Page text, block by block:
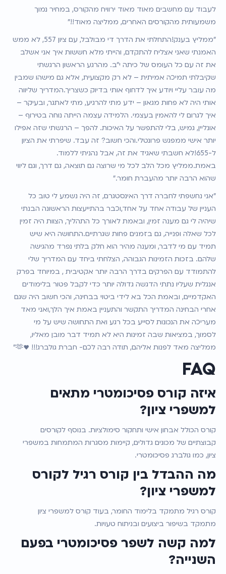
לעבוד עם מחשבים מאוד מאוד ירוויח מהקורס, במחיר נמוך
משמעותית מהקורסים האחרים, ממליצה מאוד!!"
"ממליץ בענק!התחלתי את הדרך די מבולבל, עם ציון 557, לא ממש
האמנתי שאני אצליח להתקדם, והייתי מלא חששות איך אני אשלב
את זה עם כל העומס של כיתה י"ב. מהרגע הראשון הרגשתי
שקיבלתי תמיכה אמיתית – לא רק מקצועית, אלא גם מישהו שמבין
מה עובר עליי ויודע איך לדחוף אותי בדיוק כשצריך.המדריך שליווה
אותי היה לא פחות מגאון – ידע מתי להרגיע, מתי לאתגר, ובעיקר –
איך לגרום לי להאמין בעצמי. הלמידה עצמה הייתה נוחה בטירוף –
אונליין, גמיש, בלי להתפשר על האיכות. להפך – הרגשתי שזה אפילו
יותר אישי ממפגש פרונטלי.והכי חשוב? זה עבד. שיפרתי את הציון
ל-655!לא חשבתי שאגיד את זה, אבל נהניתי ללמוד.
באמת.ממליץ מכל הלב לכל מי שרוצה גם תוצאה, גם דרך, וגם ליווי
שהוא הרבה יותר מהעברת חומר."
"אני נחשפתי לחברה דרך האינסטגרם, זה היה נשמע לי טוב כל
העניין של עבודה אחד על אחד,וכבר בהתייעצות הראשונה הבנתי
שיהיה לי גם מענה זמין, ובאמת לאורך כל התהליך, הצוות היה זמין
לכל שאלה ופנייה, גם בזמנים פחות שגרתיים.התחושה היא שיש
תמיד עם מי לדבר, ומענה מהיר הוא חלק בלתי נפרד מהגישה
שלהם. בזכות הזמינות הגבוהה, הצלחתי ביחד עם המדריך שלי
להתמודד עם הפרקים בדרך הרבה יותר אקטיבית , במיוחד בפרק
אנגלית שעליו נתתי הדגשה גדולה יותר כדי לקבל פטור בלימודים
האקדמיים, ובאמת הכל בא לידי ביטוי בבחינה, והכי חשוב היה שגם
אחרי הבחינה המדריך התקשר והתעניין באמת איך הלך,ואני מאד
מעריכה את הנכונות לסייע בכל רגע ואת התחושה שיש על מי
לסמוך, במציאות שבה זמינות היא לא תמיד דבר מובן מאליו,
ממליצה מאד לפנות אליהם, תודה רבה לכם- חברת גולברג!!! ♥️🫶"
FAQ
איזה קורס פסיכומטרי מתאים
למשפרי ציון?
קורס הכולל אבחון אישי ותחקור סימולציות. בנוסף לקורסים
קבוצתיים של מכונים גדולים, קיימות מסגרות המתמחות במשפרי
ציון, כמו גולברג פסיכומטרי.
מה ההבדל בין קורס רגיל לקורס
למשפרי ציון?
קורס רגיל מתמקד בלימוד החומר, בעוד קורס למשפרי ציון
מתמקד בשיפור ביצועים ובניתוח טעויות.
למה קשה לשפר פסיכומטרי בפעם
השנייה?